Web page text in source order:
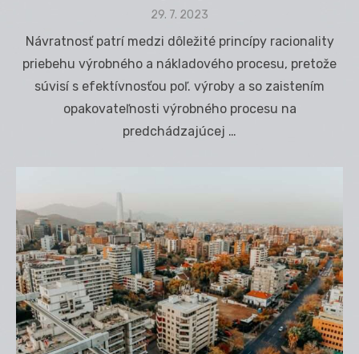
Posted
29. 7. 2023
Návratnosť patrí medzi dôležité princípy racionality
priebehu výrobného a nákladového procesu, pretože
súvisí s efektívnosťou poľ. výroby a so zaistením
opakovateľnosti výrobného procesu na
predchádzajúcej …